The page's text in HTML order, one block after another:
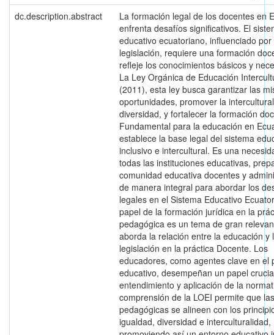
dc.description.abstract
La formación legal de los docentes en
enfrenta desafíos significativos. El
educativo ecuatoriano, influenciado por
legislación, requiere una formación
refleje los conocimientos básicos y
La Ley Orgánica de Educación
(2011), esta ley busca garantizar las
oportunidades, promover la
diversidad, y fortalecer la formación
Fundamental para la educación en
establece la base legal del sistema
inclusivo e intercultural. Es una
todas las instituciones educativas,
comunidad educativa docentes y
de manera integral para abordar los
legales en el Sistema Educativo
papel de la formación jurídica en la
pedagógica es un tema de gran
aborda la relación entre la educación y
legislación en la práctica Docente. Los
educadores, como agentes clave en el
educativo, desempeñan un papel
entendimiento y aplicación de la
comprensión de la LOEI permite que
pedagógicas se alineen con los
igualdad, diversidad e interculturalidad,